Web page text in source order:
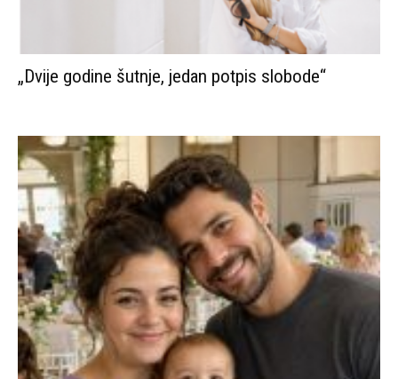
„Dvije godine šutnje, jedan potpis slobode“